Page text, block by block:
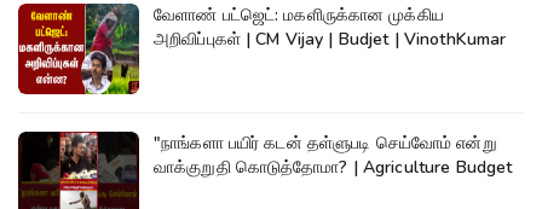
வேளாண் பட்ஜெட்: மகளிருக்கான முக்கிய
அறிவிப்புகள் | CM Vijay | Budjet | VinothKumar
"நாங்களா பயிர் கடன் தள்ளுபடி செய்வோம் என்று
வாக்குறுதி கொடுத்தோமா? | Agriculture Budget